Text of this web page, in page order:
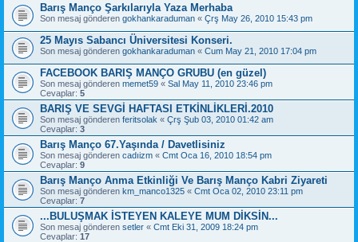
Barış Manço Şarkılarıyla Yaza Merhaba
Son mesaj gönderen gokhankaraduman « Çrş May 26, 2010 15:43 pm
25 Mayıs Sabancı Üniversitesi Konseri.
Son mesaj gönderen gokhankaraduman « Cum May 21, 2010 17:04 pm
FACEBOOK BARIŞ MANÇO GRUBU (en güzel)
Son mesaj gönderen memet59 « Sal May 11, 2010 23:46 pm
Cevaplar: 5
BARIŞ VE SEVGİ HAFTASI ETKİNLİKLERİ.2010
Son mesaj gönderen feritsolak « Çrş Şub 03, 2010 01:42 am
Cevaplar: 3
Barış Manço 67.Yaşında / Davetlisiniz
Son mesaj gönderen cadıizm « Cmt Oca 16, 2010 18:54 pm
Cevaplar: 9
Barış Manço Anma Etkinliği Ve Barış Manço Kabri Ziyareti
Son mesaj gönderen km_manco1325 « Cmt Oca 02, 2010 23:11 pm
Cevaplar: 7
...BULUŞMAK İSTEYEN KALEYE MUM DİKSİN...
Son mesaj gönderen setler « Cmt Eki 31, 2009 18:24 pm
Cevaplar: 17